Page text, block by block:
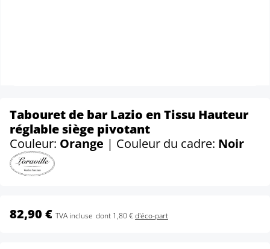
Tabouret de bar Lazio en Tissu Hauteur
réglable siège pivotant
Couleur: Orange | Couleur du cadre: Noir
82,90 € TVA incluse dont 1,80 €d'éco-part